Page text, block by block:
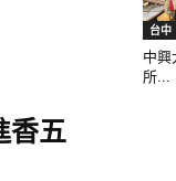
香五
台中
中興
所...